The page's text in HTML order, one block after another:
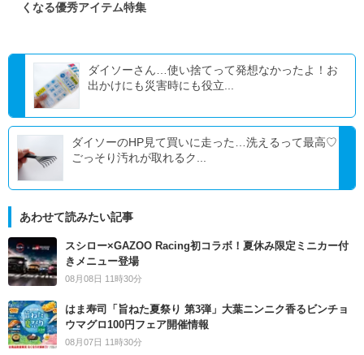
くなる優秀アイテム特集
ダイソーさん…使い捨てって発想なかったよ！お
出かけにも災害時にも役立...
ダイソーのHP見て買いに走った…洗えるって最高♡
ごっそり汚れが取れるク...
あわせて読みたい記事
スシロー×GAZOO Racing初コラボ！夏休み限定ミニカー付
きメニュー登場
08月08日 11時30分
はま寿司「旨ねた夏祭り 第3弾」大葉ニンニク香るビンチョ
ウマグロ100円フェア開催情報
08月07日 11時30分